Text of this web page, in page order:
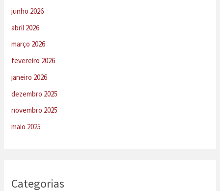
junho 2026
abril 2026
março 2026
fevereiro 2026
janeiro 2026
dezembro 2025
novembro 2025
maio 2025
Categorias